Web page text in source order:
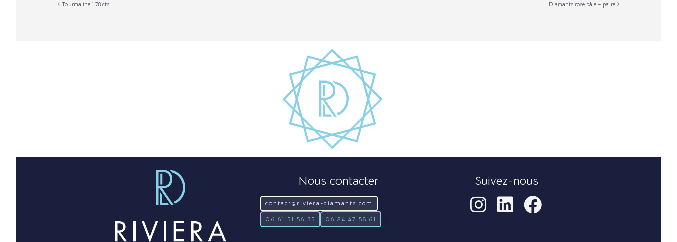
Tourmaline 1.78 cts Diamants rose pâle – paire
Nous contacter
contact@riviera-diamants.com
06.61.51.56.35 06.24.47.58.61
Suivez-nous